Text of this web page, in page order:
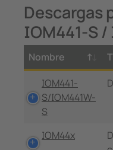
Descargas
IOM441-S /
Nombre
IOM441-
S/IOM441W-
S
IOM44x